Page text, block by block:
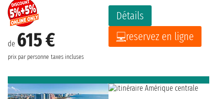
de 615 €
prix par personne taxes incluses
Détails
reservez en ligne